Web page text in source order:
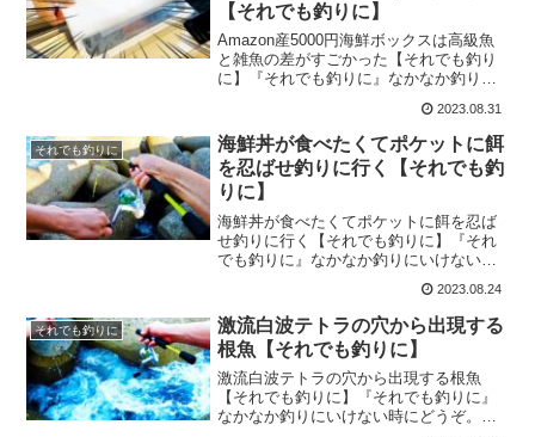
【それでも釣りに】
Amazon産5000円海鮮ボックスは高級魚
と雑魚の差がすごかった【それでも釣り
に】『それでも釣りに』なかなか釣りに
して貰えたら嬉しいです。今回は
『Amazon産5000円海鮮ボックスは高級
魚と雑魚の差が...
2023.08.31
それでも釣りに
海鮮丼が食べたくてポケットに餌
を忍ばせ釣りに行く【それでも釣
りに】
海鮮丼が食べたくてポケットに餌を忍ば
せ釣りに行く【それでも釣りに】『それ
でも釣りに』なかなか釣りにいけない時
ら嬉しいです。今回は『海鮮丼が食べた
くてポケットに餌を忍ばせ釣りに行く』
をお届けします！夏っぽい...
2023.08.24
それでも釣りに
激流白波テトラの穴から出現する
根魚【それでも釣りに】
激流白波テトラの穴から出現する根魚
【それでも釣りに】『それでも釣りに』
なかなか釣りにいけない時にどうぞ。少